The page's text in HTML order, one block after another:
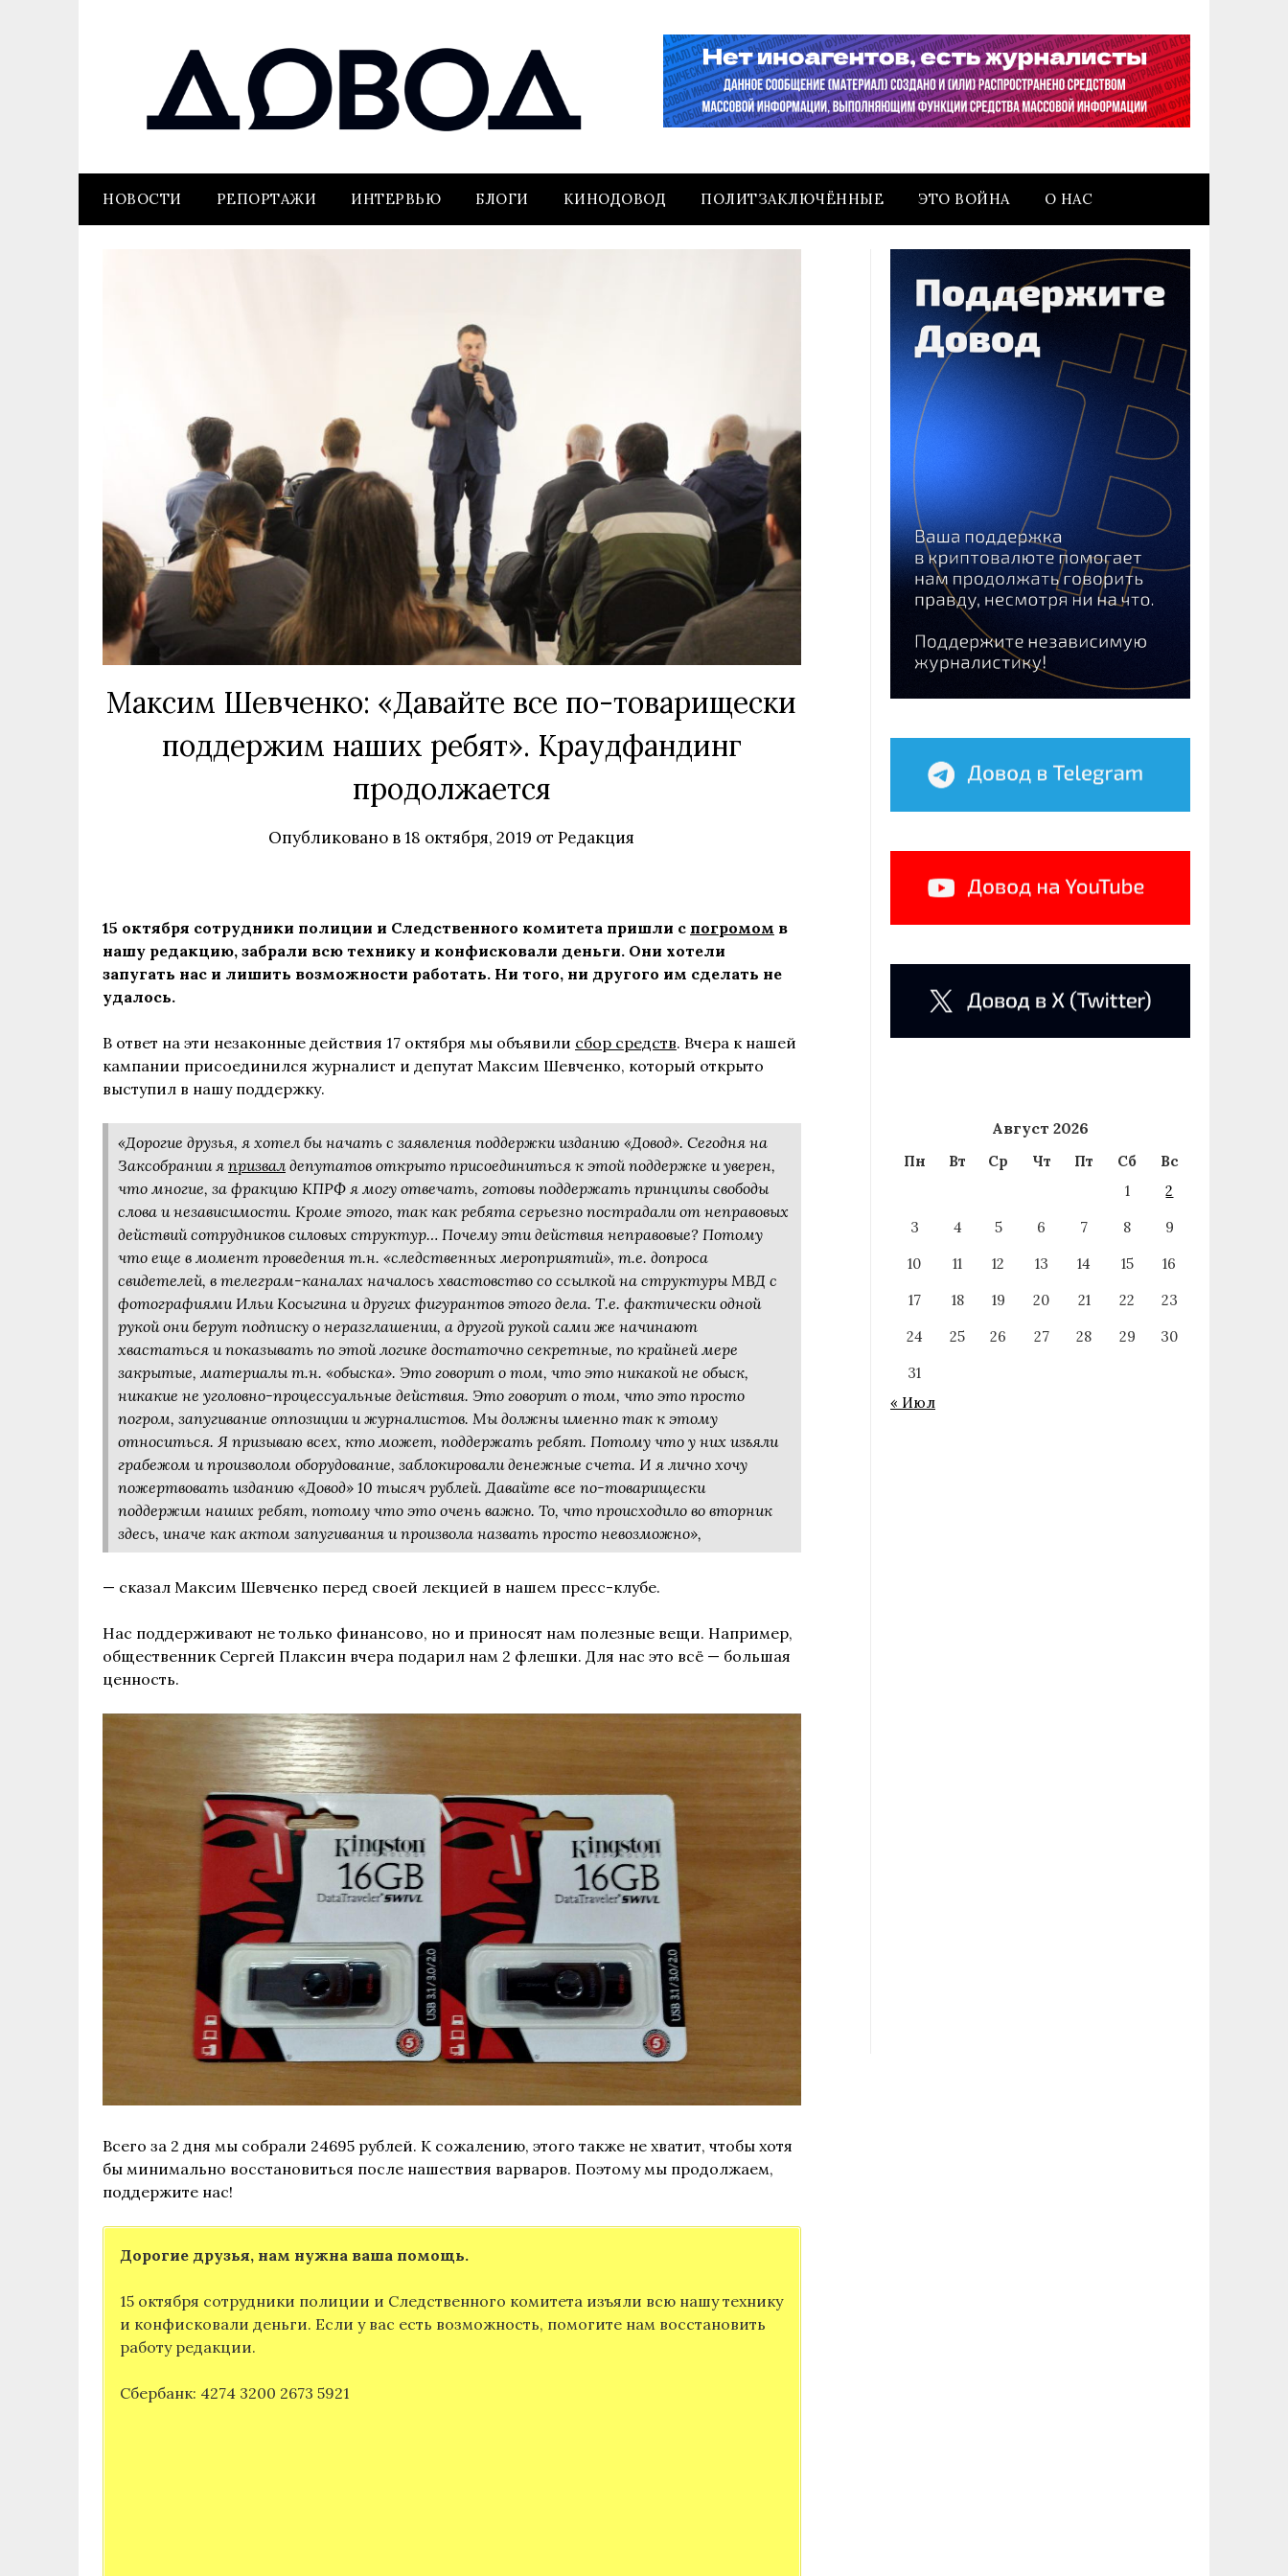
НОВОСТИ РЕПОРТАЖИ ИНТЕРВЬЮ БЛОГИ КИНОДОВОД ПОЛИТЗАКЛЮЧЁННЫЕ ЭТО ВОЙНА О НАС
Максим Шевченко: «Давайте все по-товарищески
поддержим наших ребят». Краудфандинг
продолжается
Опубликовано в18 октября, 2019 отРедакция
15 октября сотрудники полиции и Следственного комитета пришли с погромом в
нашу редакцию, забрали всю технику и конфисковали деньги. Они хотели
запугать нас и лишить возможности работать. Ни того, ни другого им сделать не
удалось.
В ответ на эти незаконные действия 17 октября мы объявили сбор средств. Вчера к нашей
кампании присоединился журналист и депутат Максим Шевченко, который открыто
выступил в нашу поддержку.
«Дорогие друзья, я хотел бы начать с заявления поддержки изданию «Довод». Сегодня на
Заксобрании я призвал депутатов открыто присоединиться к этой поддержке и уверен,
что многие, за фракцию КПРФ я могу отвечать, готовы поддержать принципы свободы
слова и независимости. Кроме этого, так как ребята серьезно пострадали от неправовых
действий сотрудников силовых структур… Почему эти действия неправовые? Потому
что еще в момент проведения т.н. «следственных мероприятий», т.е. допроса
свидетелей, в телеграм-каналах началось хвастовство со ссылкой на структуры МВД с
фотографиями Ильи Косыгина и других фигурантов этого дела. Т.е. фактически одной
рукой они берут подписку о неразглашении, а другой рукой сами же начинают
хвастаться и показывать по этой логике достаточно секретные, по крайней мере
закрытые, материалы т.н. «обыска». Это говорит о том, что это никакой не обыск,
никакие не уголовно-процессуальные действия. Это говорит о том, что это просто
погром, запугивание оппозиции и журналистов. Мы должны именно так к этому
относиться. Я призываю всех, кто может, поддержать ребят. Потому что у них изъяли
грабежом и произволом оборудование, заблокировали денежные счета. И я лично хочу
пожертвовать изданию «Довод» 10 тысяч рублей. Давайте все по-товарищески
поддержим наших ребят, потому что это очень важно. То, что происходило во вторник
здесь, иначе как актом запугивания и произвола назвать просто невозможно»,
— сказал Максим Шевченко перед своей лекцией в нашем пресс-клубе.
Нас поддерживают не только финансово, но и приносят нам полезные вещи. Например,
общественник Сергей Плаксин вчера подарил нам 2 флешки. Для нас это всё — большая
ценность.
Всего за 2 дня мы собрали 24695 рублей. К сожалению, этого также не хватит, чтобы хотя
бы минимально восстановиться после нашествия варваров. Поэтому мы продолжаем,
поддержите нас!
Дорогие друзья, нам нужна ваша помощь.
15 октября сотрудники полиции и Следственного комитета изъяли всю нашу технику
и конфисковали деньги. Если у вас есть возможность, помогите нам восстановить
работу редакции.
Сбербанк: 4274 3200 2673 5921
Август 2026
Пн Вт Ср Чт Пт Сб
Вс
1
2
3
4 5 6 7 8
9
10
11 12 13 14 15
16
17
18 19 20 21 22
23
24
25 26 27 28 29
30
31
« Июл